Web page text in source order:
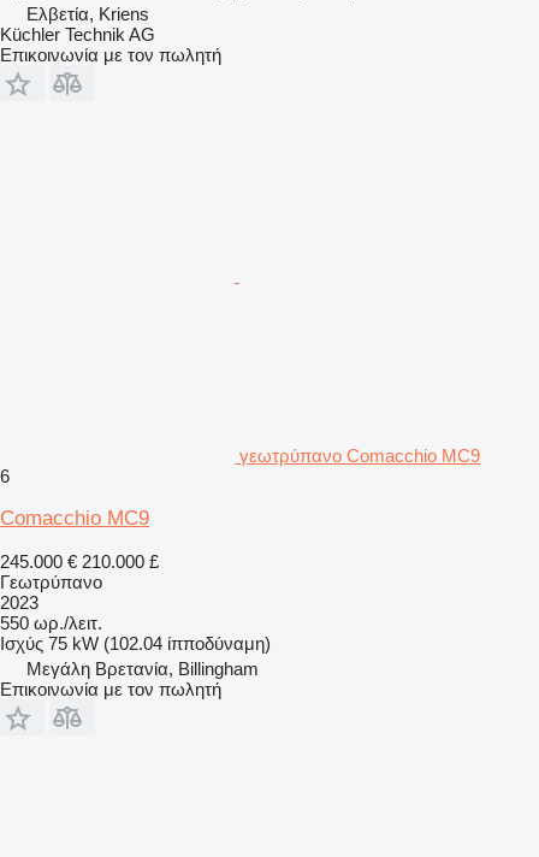
Ελβετία, Kriens
Küchler Technik AG
Επικοινωνία με τον πωλητή
γεωτρύπανο Comacchio MC9
6
Comacchio MC9
245.000 € 210.000 £
Γεωτρύπανο
2023
550 ωρ./λειτ.
Ισχύς 75 kW (102.04 ίπποδύναμη)
Μεγάλη Βρετανία, Billingham
Επικοινωνία με τον πωλητή